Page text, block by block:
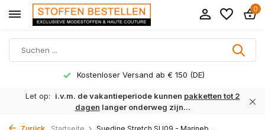
0
Kostenloser Versand ab € 150 (DE)
Let op: i.v.m. de vakantieperiode kunnen pakketten tot 2
dagen langer onderweg zijn...